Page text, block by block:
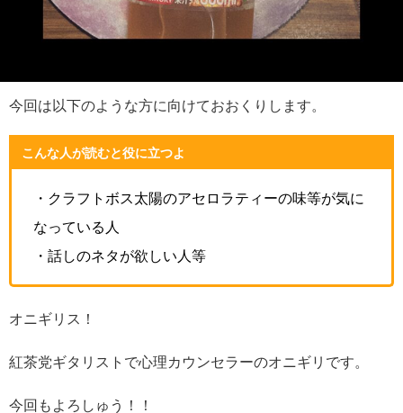
今回は以下のような方に向けておおくりします。
こんな人が読むと役に立つよ
・クラフトボス太陽のアセロラティーの味等が気に
なっている人
・話しのネタが欲しい人等
オニギリス！
紅茶党ギタリストで心理カウンセラーのオニギリです。
今回もよろしゅう！！